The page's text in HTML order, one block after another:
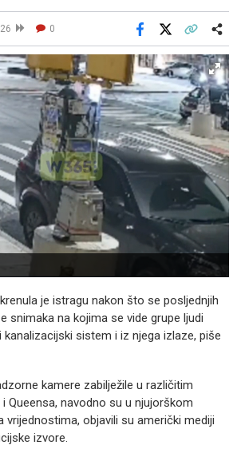
0
Facebook
je istragu nakon što se posljednjih
snimaka na kojima se vide grupe ljudi
kanalizacijski sistem i iz njega izlaze, piše
kamere zabilježile u različitim
Queensa, navodno su u njujorškom
objavili su američki mediji
izvore.